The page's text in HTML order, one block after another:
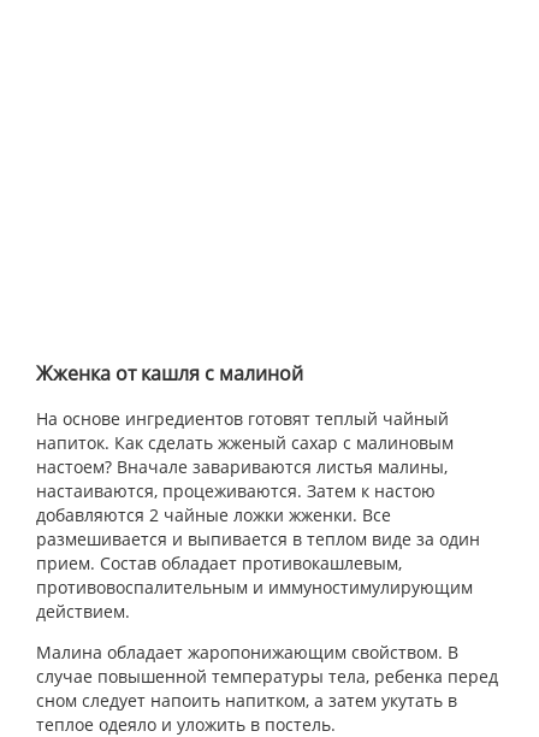
Жженка от кашля с малиной
На основе ингредиентов готовят теплый чайный
напиток. Как сделать жженый сахар с малиновым
настоем? Вначале завариваются листья малины,
настаиваются, процеживаются. Затем к настою
добавляются 2 чайные ложки жженки. Все
размешивается и выпивается в теплом виде за один
прием. Состав обладает противокашлевым,
противовоспалительным и иммуностимулирующим
действием.
Малина обладает жаропонижающим свойством. В
случае повышенной температуры тела, ребенка перед
сном следует напоить напитком, а затем укутать в
теплое одеяло и уложить в постель.